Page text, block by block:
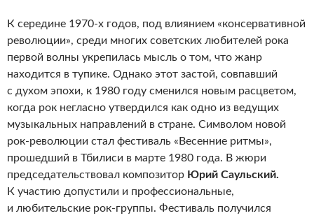
К середине 1970-х годов, под влиянием «консервативной
революции», среди многих советских любителей рока
первой волны укрепилась мысль о том, что жанр
находится в тупике. Однако этот застой, совпавший
с духом эпохи, к 1980 году сменился новым расцветом,
когда рок негласно утвердился как одно из ведущих
музыкальных направлений в стране. Символом новой
рок-революции стал фестиваль «Весенние ритмы»,
прошедший в Тбилиси в марте 1980 года. В жюри
председательствовал композитор Юрий Саульский.
К участию допустили и профессиональные,
и любительские рок-группы. Фестиваль получился